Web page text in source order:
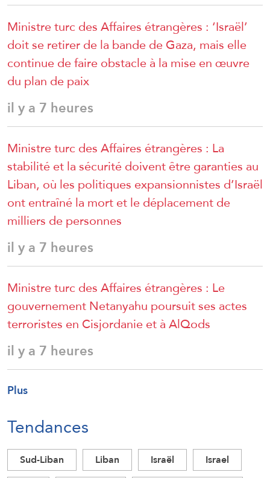
Ministre turc des Affaires étrangères : ‘Israël’
doit se retirer de la bande de Gaza, mais elle
continue de faire obstacle à la mise en œuvre
du plan de paix
il y a 7 heures
Ministre turc des Affaires étrangères : La
stabilité et la sécurité doivent être garanties au
Liban, où les politiques expansionnistes d’Israël
ont entraîné la mort et le déplacement de
milliers de personnes
il y a 7 heures
Ministre turc des Affaires étrangères : Le
gouvernement Netanyahu poursuit ses actes
terroristes en Cisjordanie et à AlQods
il y a 7 heures
Plus
Tendances
Sud-Liban Liban Israël
Israel